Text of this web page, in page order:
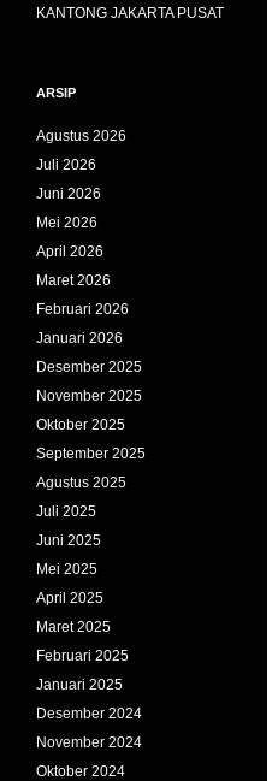
KANTONG JAKARTA PUSAT
ARSIP
Agustus 2026
Juli 2026
Juni 2026
Mei 2026
April 2026
Maret 2026
Februari 2026
Januari 2026
Desember 2025
November 2025
Oktober 2025
September 2025
Agustus 2025
Juli 2025
Juni 2025
Mei 2025
April 2025
Maret 2025
Februari 2025
Januari 2025
Desember 2024
November 2024
Oktober 2024